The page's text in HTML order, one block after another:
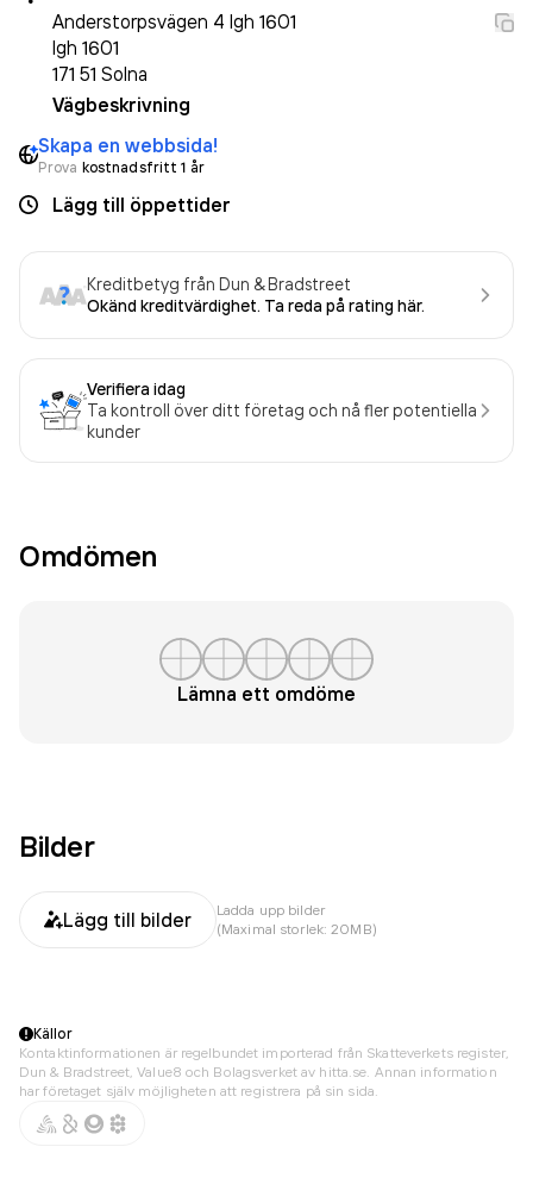
Anderstorpsvägen 4 lgh 1601
lgh 1601
171 51 Solna
Vägbeskrivning
Skapa en webbsida!
Prova kostnadsfritt 1 år
Lägg till öppettider
Kreditbetyg från Dun & Bradstreet
Okänd kreditvärdighet. Ta reda på rating här.
Verifiera idag
Ta kontroll över ditt företag och nå fler potentiella
kunder
Omdömen
Lämna ett omdöme
Bilder
Lägg till bilder
Ladda upp bilder
(Maximal storlek: 20MB)
Källor
Kontaktinformationen är regelbundet importerad från Skatteverkets register,
Dun & Bradstreet, Value8 och Bolagsverket av hitta.se. Annan information
har företaget själv möjligheten att registrera på sin sida.